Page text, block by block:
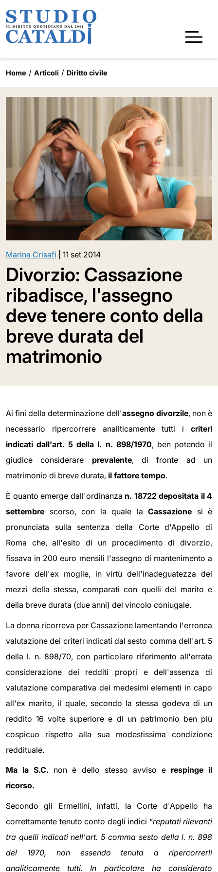
Home Articoli Diritto civile
Marina Crisafi 11 set 2014
Divorzio: Cassazione
ribadisce, l'assegno
deve tenere conto della
breve durata del
matrimonio
Ai fini della determinazione dell'assegno divorzile, non è
necessario ripercorrere analiticamente tutti i criteri
indicati dall'art. 5 della l. n. 898/1970, ben potendo il
giudice considerare prevalente, di fronte ad un
matrimonio di breve durata, il fattore tempo.
È quanto emerge dall'ordinanza n. 18722 depositata il 4
settembre scorso, con la quale la Cassazione si è
pronunciata sulla sentenza della Corte d'Appello di
Roma che, all'esito di un procedimento di divorzio,
fissava in 200 euro mensili l'assegno di mantenimento a
favore dell'ex moglie, in virtù dell'inadeguatezza dei
mezzi della stessa, comparati con quelli del marito e
della breve durata (due anni) del vincolo coniugale.
La donna ricorreva per Cassazione lamentando l'erronea
valutazione dei criteri indicati dal sesto comma dell'art. 5
della l. n. 898/70, con particolare riferimento all'errata
considerazione dei redditi propri e dell'assenza di
valutazione comparativa dei medesimi elementi in capo
all'ex marito, il quale, secondo la stessa godeva di un
reddito 16 volte superiore e di un patrimonio ben più
cospicuo rispetto alla sua modestissima condizione
reddituale.
Ma la S.C. non è dello stesso avviso e respinge il
ricorso.
Secondo gli Ermellini, infatti, la Corte d'Appello ha
correttamente tenuto conto degli indici “reputati rilevanti
tra quelli indicati nell'art. 5 comma sesto della l. n. 898
del 1970, non essendo tenuta a ripercorrerli
analiticamente tutti.
In particolare ha considerato